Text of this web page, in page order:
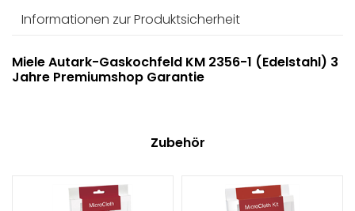
Informationen zur Produktsicherheit
Miele Autark-Gaskochfeld KM 2356-1 (Edelstahl) 3
Jahre Premiumshop Garantie
Zubehör